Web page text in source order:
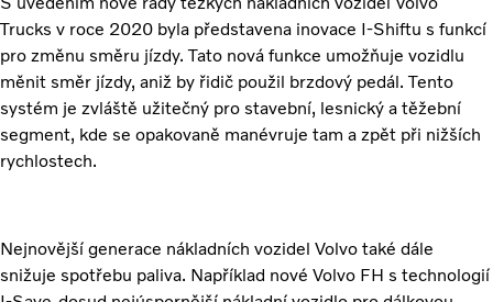
Trucks v roce 2020 byla představena inovace I-Shiftu s funkcí
pro změnu směru jízdy. Tato nová funkce umožňuje vozidlu
měnit směr jízdy, aniž by řidič použil brzdový pedál. Tento
systém je zvláště užitečný pro stavební, lesnický a těžební
segment, kde se opakovaně manévruje tam a zpět při nižších
rychlostech.
Nejnovější generace nákladních vozidel Volvo také dále
snižuje spotřebu paliva. Například nové Volvo FH s technologií